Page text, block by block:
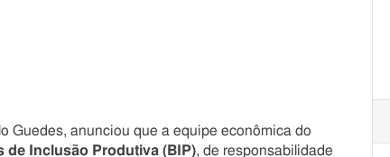
Guedes, anunciou que a equipe econômica do
de Inclusão Produtiva (BIP), de responsabilidade